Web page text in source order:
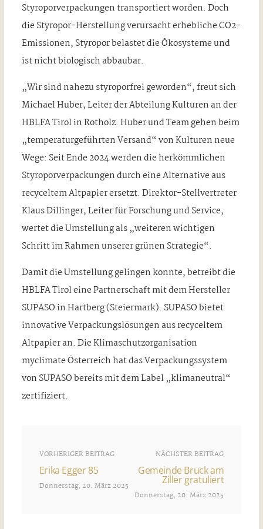
Styroporverpackungen transportiert worden. Doch
die Styropor-Herstellung verursacht erhebliche CO2-
Emissionen, Styropor belastet die Ökosysteme und
ist nicht biologisch abbaubar.
„Wir sind nahezu styroporfrei geworden“, freut sich
Michael Huber, Leiter der Abteilung Kulturen an der
HBLFA Tirol in Rotholz. Huber und Team gehen beim
„temperaturgeführten Versand“ von Kulturen neue
Wege: Seit Ende 2024 werden die herkömmlichen
Styroporverpackungen durch eine Alternative aus
recyceltem Altpapier ersetzt. Direktor-Stellvertreter
Klaus Dillinger, Leiter für Forschung und Service,
wertet die Umstellung als „weiteren wichtigen
Schritt im Rahmen unserer grünen Strategie“.
Damit die Umstellung gelingen konnte, betreibt die
HBLFA Tirol eine Partnerschaft mit dem Hersteller
SUPASO in Hartberg (Steiermark). SUPASO bietet
innovative Verpackungslösungen aus recyceltem
Altpapier an. Die Klimaschutzorganisation
myclimate Österreich hat das Verpackungssystem
von SUPASO bereits mit dem Label „klimaneutral“
zertifiziert.
VORHERIGER BEITRAG
Erika Egger 85
Donnerstag, 20. März 2025
NÄCHSTER BEITRAG
Gemeinde Bruck am
Ziller gratuliert
Donnerstag, 20. März 2025